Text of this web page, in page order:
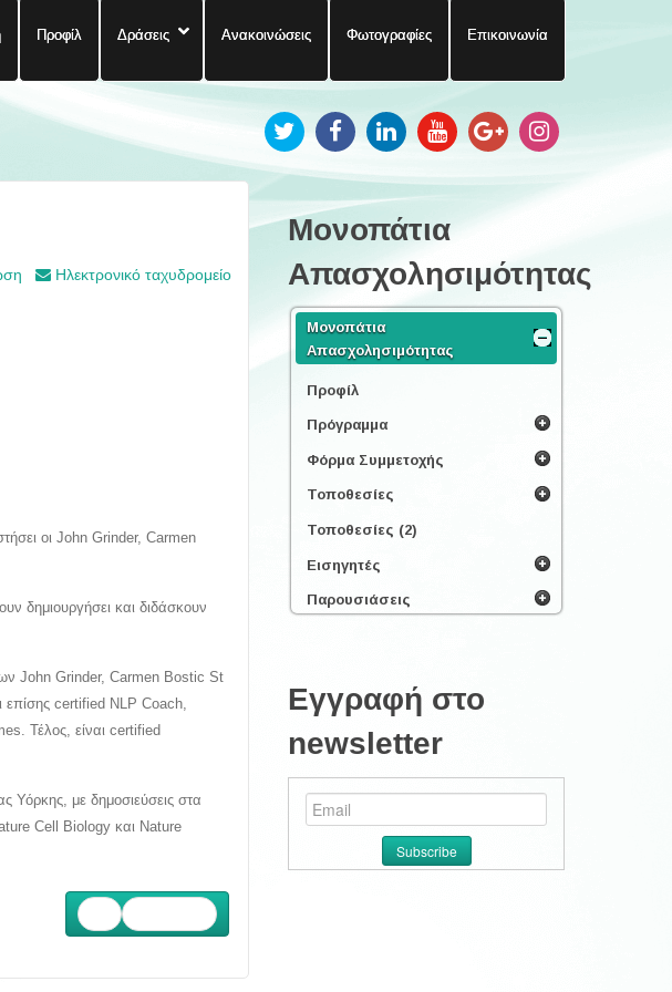
Προφίλ Δράσεις Ανακοινώσεις Φωτογραφίες Επικοινωνία
Ηλεκτρονικό ταχυδρομείο
οι John Grinder, Carmen
δημιουργήσει και διδάσκουν
John Grinder, Carmen Bostic St
επίσης certified NLP Coach,
Τέλος, είναι certified
Υόρκης, με δημοσιεύσεις στα
Cell Biology και Nature
Μονοπάτια
Απασχολησιμότητας
Μονοπάτια
Απασχολησιμότητας
Προφίλ
Πρόγραμμα
Φόρμα Συμμετοχής
Τοποθεσίες
Τοποθεσίες (2)
Εισηγητές
Παρουσιάσεις
Εγγραφή στο
newsletter